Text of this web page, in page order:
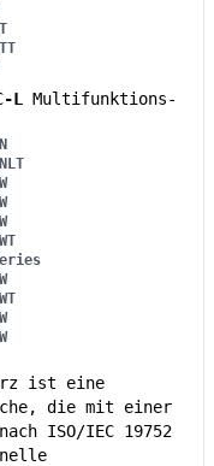
L
Multifunktions-
ist eine
die mit einer
ISO/IEC 19752